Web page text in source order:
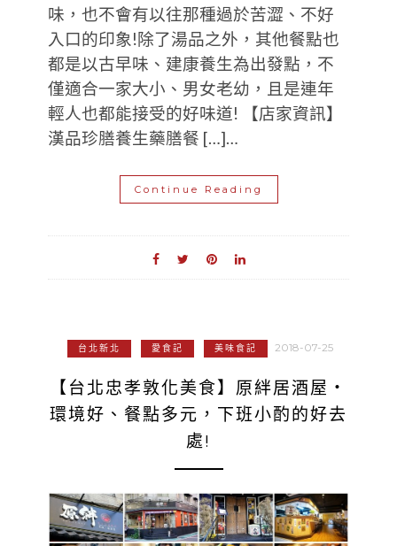
味，也不會有以往那種過於苦澀、不好
入口的印象!除了湯品之外，其他餐點也
都是以古早味、建康養生為出發點，不
僅適合一家大小、男女老幼，且是連年
輕人也都能接受的好味道! 【店家資訊】
漢品珍膳養生藥膳餐 […]…
Continue Reading
台北新北 愛食記 美味食記 2018-07-25
【台北忠孝敦化美食】原絆居酒屋‧
環境好、餐點多元，下班小酌的好去
處!